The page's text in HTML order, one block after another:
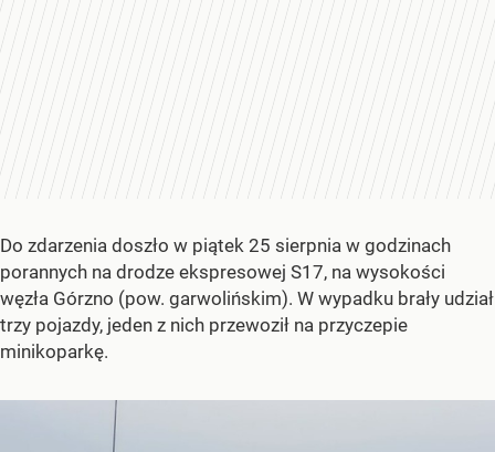
Do zdarzenia doszło w piątek 25 sierpnia w godzinach
porannych na drodze ekspresowej S17, na wysokości
węzła Górzno (pow. garwolińskim). W wypadku brały udział
trzy pojazdy, jeden z nich przewoził na przyczepie
minikoparkę.